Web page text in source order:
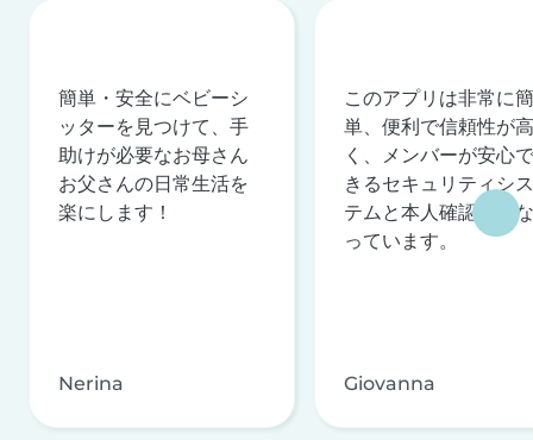
簡単・安全にベビーシ
ッターを見つけて、手
助けが必要なお母さん
お父さんの日常生活を
楽にします！
Nerina
このアプリは非常に簡
単、便利で信頼性が高
く、メンバーが安心で
きるセキュリティシス
テムと本人確認を行な
っています。
Giovanna